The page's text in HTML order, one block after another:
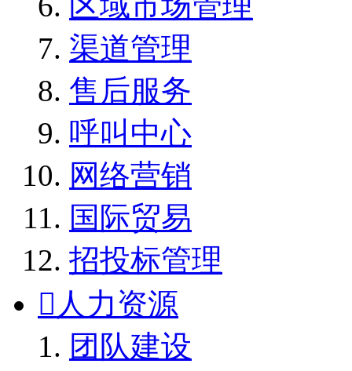
渠道管理
售后服务
呼叫中心
网络营销
国际贸易
招投标管理
 人力资源
团队建设